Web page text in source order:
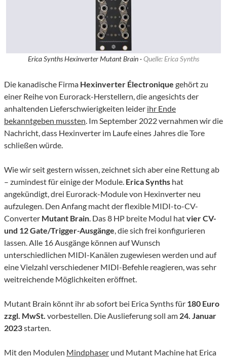
Erica Synths Hexinverter Mutant Brain · Quelle: Erica Synths
Die kanadische Firma Hexinverter Électronique gehört zu
einer Reihe von Eurorack-Herstellern, die angesichts der
anhaltenden Lieferschwierigkeiten leider ihr Ende
bekanntgeben mussten. Im September 2022 vernahmen wir die
Nachricht, dass Hexinverter im Laufe eines Jahres die Tore
schließen würde.
Wie wir seit gestern wissen, zeichnet sich aber eine Rettung ab
– zumindest für einige der Module. Erica Synths hat
angekündigt, drei Eurorack-Module von Hexinverter neu
aufzulegen. Den Anfang macht der flexible MIDI-to-CV-
Converter Mutant Brain. Das 8 HP breite Modul hatvier CV-
und 12 Gate/Trigger-Ausgänge, die sich frei konfigurieren
lassen. Alle 16 Ausgänge können auf Wunsch
unterschiedlichen MIDI-Kanälen zugewiesen werden und auf
eine Vielzahl verschiedener MIDI-Befehle reagieren, was sehr
weitreichende Möglichkeiten eröffnet.
Mutant Brain könnt ihr ab sofort bei Erica Synths für 180 Euro
zzgl. MwSt. vorbestellen. Die Auslieferung soll am 24. Januar
2023starten.
Mit den Modulen Mindphaser und Mutant Machine hat Erica